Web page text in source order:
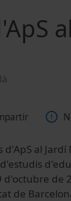
d'ApS al
de
de